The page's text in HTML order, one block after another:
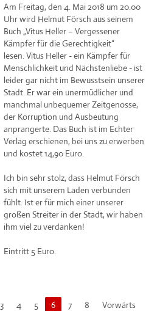
Am Freitag, den 4. Mai 2018 um 20.00
Uhr wird Helmut Försch aus seinem
Buch „Vitus Heller – Vergessener
Kämpfer für die Gerechtigkeit“
lesen. Vitus Heller - ein Kämpfer für
Menschlichkeit und Nächstenliebe - ist
leider gar nicht im Bewusstsein unserer
Stadt. Er war ein unermüdlicher und
manchmal unbequemer Zeitgenosse,
der Korruption und Ausbeutung
anprangerte. Das Buch ist im Echter
Verlag erschienen, bei uns zu erwerben
und kostet 14,90 Euro.
Ich bin sehr stolz, dass Helmut Försch
sich mit unserem Laden verbunden
fühlt. Ist er für mich einer unserer
großen Streiter in der Stadt, wir haben
ihm viel zu verdanken!
Eintritt 5 Euro.
3 4 5 6 7 8
Vorwärts